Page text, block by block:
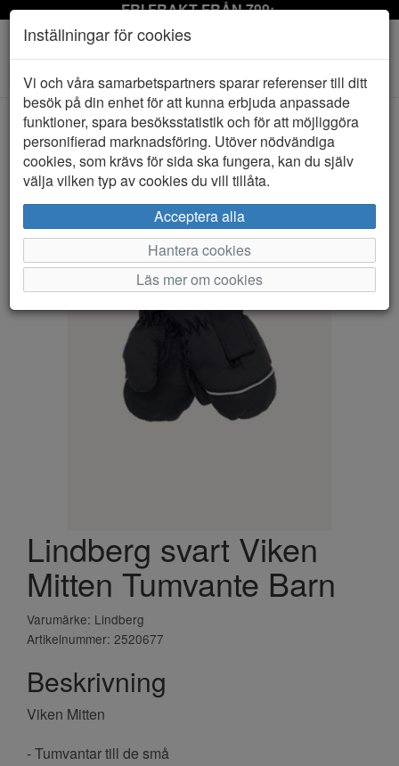
FRI FRAKT FRÅN 799:-
Toggle
navigation
HEM LINDBERG
Lindberg svart Viken
Mitten Tumvante Barn
Varumärke: Lindberg
Artikelnummer: 2520677
Beskrivning
Viken Mitten
- Tumvantar till de små
Inställningar för cookies
Vi och våra samarbetspartners sparar referenser till ditt
besök på din enhet för att kunna erbjuda anpassade
funktioner, spara besöksstatistik och för att möjliggöra
personifierad marknadsföring. Utöver nödvändiga
cookies, som krävs för sida ska fungera, kan du själv
välja vilken typ av cookies du vill tillåta.
Acceptera alla
Hantera cookies
Läs mer om cookies